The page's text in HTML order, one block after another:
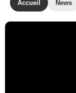
Accueil News